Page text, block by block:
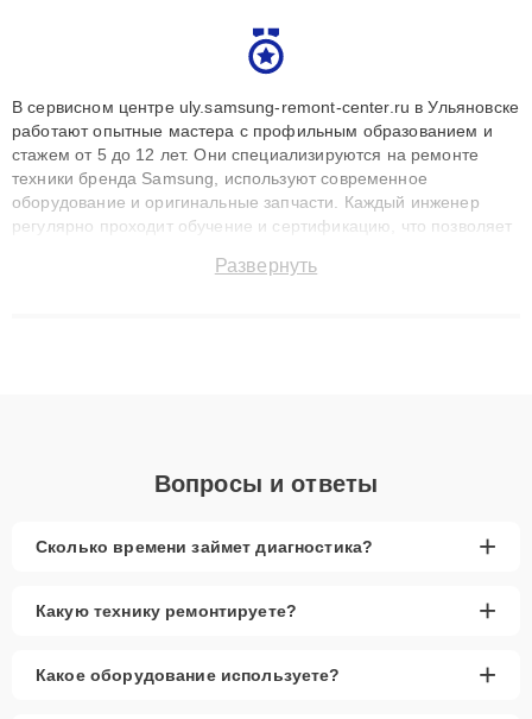
В сервисном центре uly.samsung-remont-center.ru в Ульяновске
работают опытные мастера с профильным образованием и
стажем от 5 до 12 лет. Они специализируются на ремонте
техники бренда Samsung, используют современное
оборудование и оригинальные запчасти. Каждый инженер
регулярно проходит обучение и сертификацию, что позволяет
технику с сохранением гарантии до 3 лет. Наши мастера
Развернуть
Вопросы и ответы
Сколько времени займет диагностика? +
Какую технику ремонтируете? +
Какое оборудование используете? +